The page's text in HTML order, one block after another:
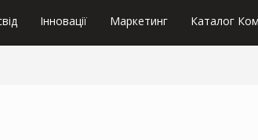
Інновації Маркетинг Каталог